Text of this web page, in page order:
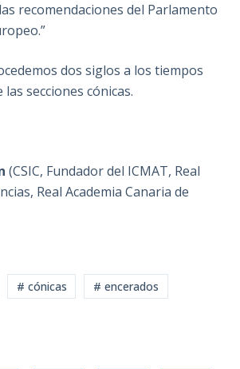
recomendaciones del Parlamento
dos siglos a los tiempos
secciones cónicas.
(CSIC, Fundador del ICMAT, Real
Real Academia Canaria de
# cónicas # encerados